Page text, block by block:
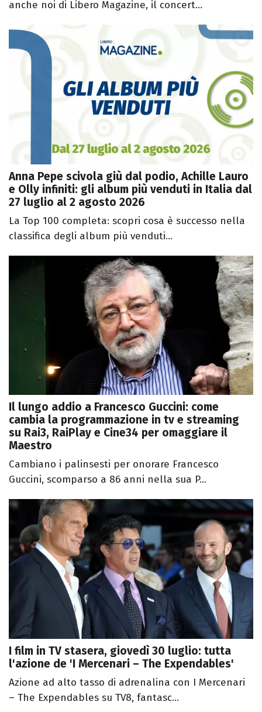
anche noi di Libero Magazine, il concert...
Anna Pepe scivola giù dal podio, Achille Lauro
e Olly infiniti: gli album più venduti in Italia dal
27 luglio al 2 agosto 2026
La Top 100 completa: scopri cosa è successo nella
classifica degli album più venduti...
Il lungo addio a Francesco Guccini: come
cambia la programmazione in tv e streaming
su Rai3, RaiPlay e Cine34 per omaggiare il
Maestro
Cambiano i palinsesti per onorare Francesco
Guccini, scomparso a 86 anni nella sua P...
I film in TV stasera, giovedì 30 luglio: tutta
l'azione de 'I Mercenari – The Expendables'
Azione ad alto tasso di adrenalina con I Mercenari
– The Expendables su TV8, fantasc...